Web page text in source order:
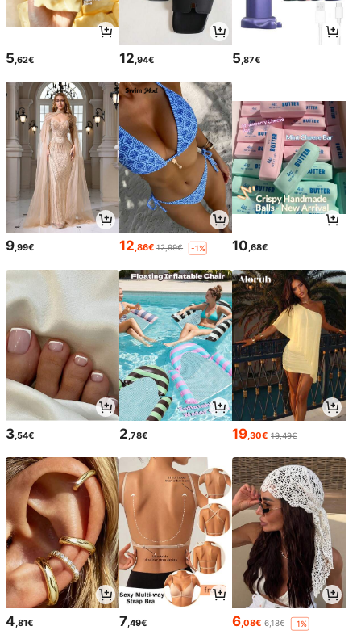
5,62€ 12,94€ 5,87€
9,99€ 12,86€ 12,99€ -1% 10,68€
3 ,54€ 2 ,78€ 19 ,30€ 19,49€
4,81€ 7,49€ 6,08€ 6,18€ -1%